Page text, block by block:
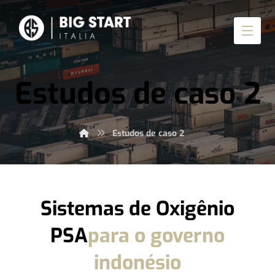
Estudos de caso 2
Estudos de caso 2
Sistemas de Oxigênio
PSApara o governo
indonésio